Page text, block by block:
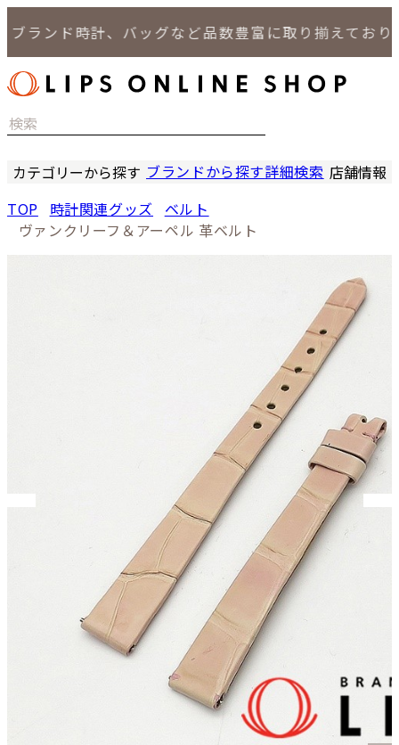
ンド時計、バッグなど品数豊富に取り揃えております
カテゴリーから探す
バッグ
小物
ジュエリー
ブランドから探す詳細検索 店舗情報
LIPS
LIPS 通
TOP 時計関連グッズ
ベルト
ヴァンクリーフ＆アーペル 革ベルト